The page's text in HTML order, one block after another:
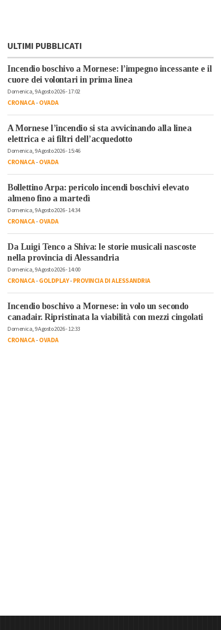
ULTIMI PUBBLICATI
Incendio boschivo a Mornese: l’impegno incessante e il
cuore dei volontari in prima linea
Domenica, 9 Agosto 2026 - 17:02
CRONACA-OVADA
A Mornese l’incendio si sta avvicinando alla linea
elettrica e ai filtri dell’acquedotto
Domenica, 9 Agosto 2026 - 15:46
CRONACA-OVADA
Bollettino Arpa: pericolo incendi boschivi elevato
almeno fino a martedì
Domenica, 9 Agosto 2026 - 14:34
CRONACA-OVADA
Da Luigi Tenco a Shiva: le storie musicali nascoste
nella provincia di Alessandria
Domenica, 9 Agosto 2026 - 14:00
CRONACA-GOLDPLAY-PROVINCIA DI ALESSANDRIA
Incendio boschivo a Mornese: in volo un secondo
canadair. Ripristinata la viabilità con mezzi cingolati
Domenica, 9 Agosto 2026 - 12:33
CRONACA-OVADA